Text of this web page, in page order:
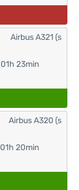
01h 23min
Airbus A321 (s
01h 20min
Airbus A320 (s